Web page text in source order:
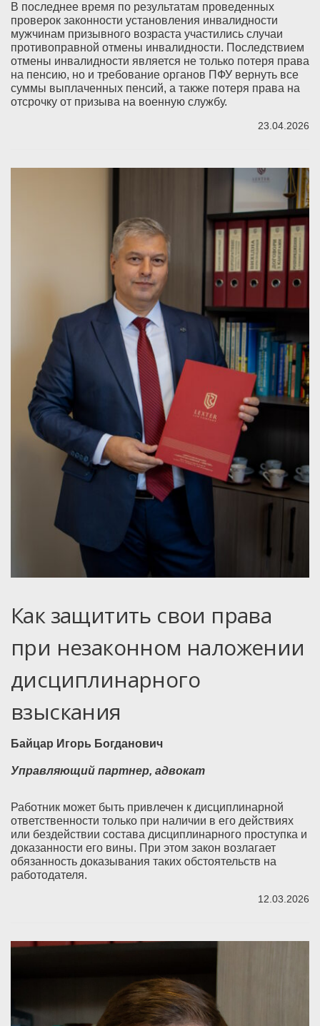
В последнее время по результатам проведенных
проверок законности установления инвалидности
мужчинам призывного возраста участились случаи
противоправной отмены инвалидности. Последствием
отмены инвалидности является не только потеря права
на пенсию, но и требование органов ПФУ вернуть все
суммы выплаченных пенсий, а также потеря права на
отсрочку от призыва на военную службу.
23.04.2026
Как защитить свои права
при незаконном наложении
дисциплинарного
взыскания
Байцар Игорь Богданович
Управляющий партнер, адвокат
Работник может быть привлечен к дисциплинарной
ответственности только при наличии в его действиях
или бездействии состава дисциплинарного проступка и
доказанности его вины. При этом закон возлагает
обязанность доказывания таких обстоятельств на
работодателя.
12.03.2026